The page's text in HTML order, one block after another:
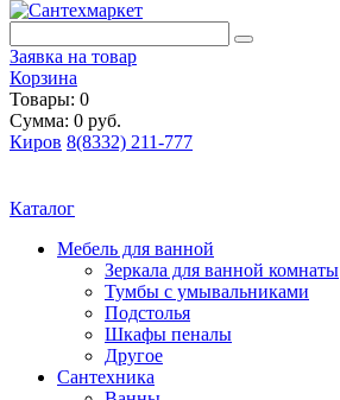
Заявка на товар
Корзина
Товары: 0
Сумма: 0 руб.
Киров 8(8332) 211-777
Каталог
Мебель для ванной
Зеркала для ванной комнаты
Тумбы с умывальниками
Подстолья
Шкафы пеналы
Другое
Сантехника